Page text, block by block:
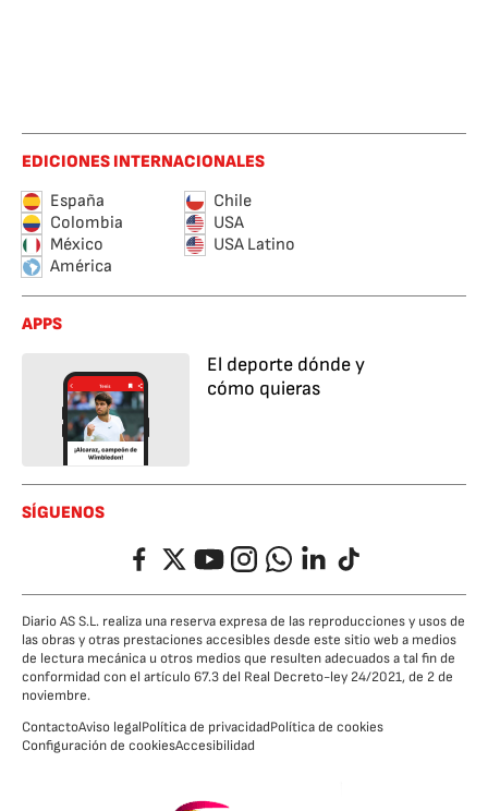
EDICIONES INTERNACIONALES
España
Chile
Colombia
USA
México
USA Latino
América
APPS
El deporte dónde y
cómo quieras
SÍGUENOS
FacebookTwitterYouTubeInstagramWhatsappLinkedIn
TikTok
Diario AS S.L. realiza una reserva expresa de las reproducciones y usos de
las obras y otras prestaciones accesibles desde este sitio web a medios
de lectura mecánica u otros medios que resulten adecuados a tal fin de
conformidad con el artículo 67.3 del Real Decreto-ley 24/2021, de 2 de
noviembre.
ContactoAviso legalPolítica de privacidadPolítica de cookies
Configuración de cookiesAccesibilidad